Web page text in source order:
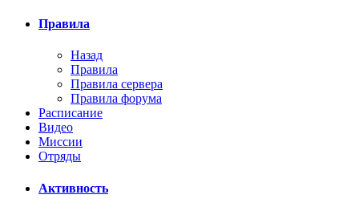
Правила
Назад
Правила
Правила сервера
Правила форума
Расписание
Видео
Миссии
Отряды
Активность